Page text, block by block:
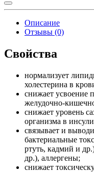
Описание
Отзывы (0)
Свойства
нормализует
холестерина в
снижает усвоение
желудочно-
снижает уровень
организма в
связывает и
бактериальные
ртуть, кадмий и
др.), аллергены;
снижает